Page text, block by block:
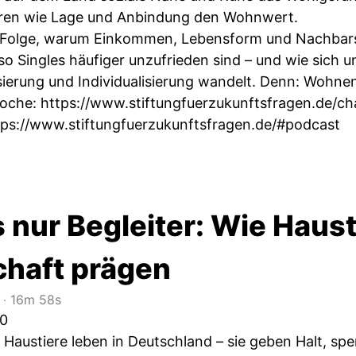
wie Lage und Anbindung den Wohnwert.
warum Einkommen, Lebensform und
Singles häufiger unzufrieden sind – und wie sich
und Individualisierung wandelt. Denn:
https://www.stiftungfuerzukunftsfragen.de/
www.stiftungfuerzukunftsfragen.de/#podcast
nur Begleiter: Wie
prägen
‧ 16m 58s
leben in Deutschland – sie geben Halt,